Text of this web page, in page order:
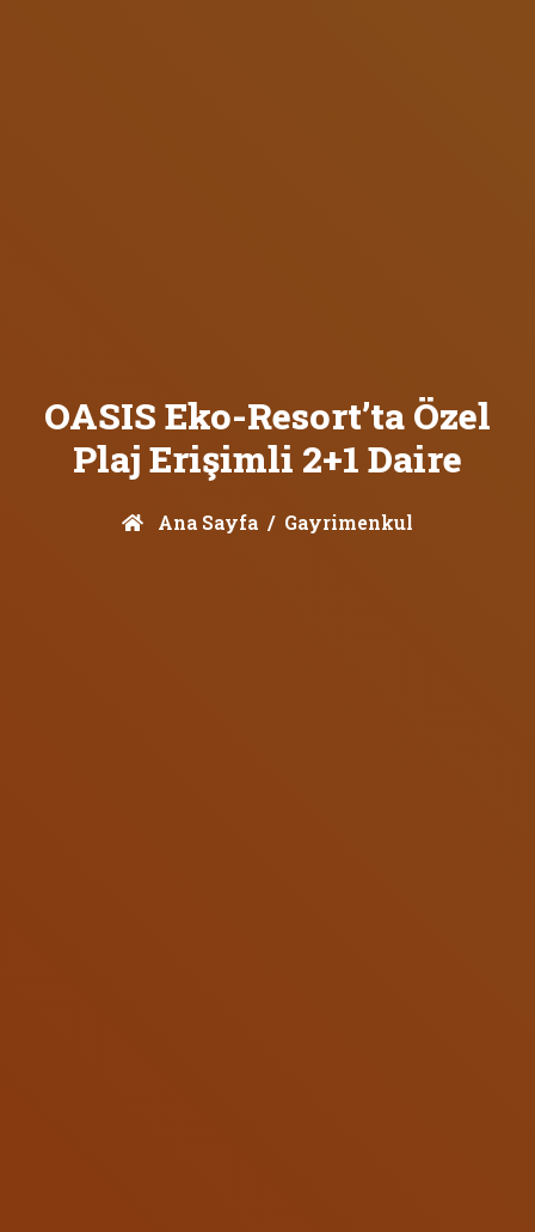
OASIS Eko-Resort’ta Özel
Plaj Erişimli 2+1 Daire
Ana Sayfa Gayrimenkul